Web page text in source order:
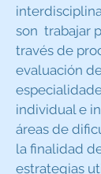
son trabajar
través de
evaluación
individual e
áreas de
la finalidad
estrategias